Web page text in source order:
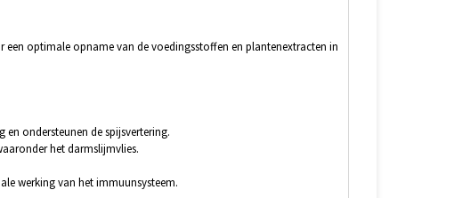
optimale opname van de voedingsstoffen en plantenextracten in
ondersteunen de spijsvertering.
het darmslijmvlies.
werking van het immuunsysteem.